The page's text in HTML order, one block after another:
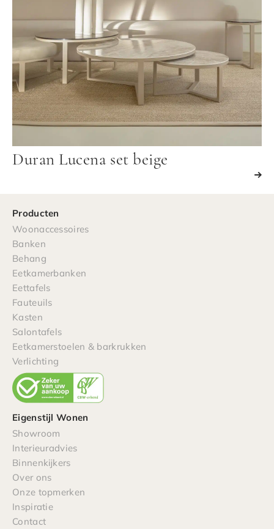
Duran Lucena set beige
Producten
Woonaccessoires
Banken
Behang
Eetkamerbanken
Eettafels
Fauteuils
Kasten
Salontafels
Eetkamerstoelen & barkrukken
Verlichting
Eigenstijl Wonen
Showroom
Interieuradvies
Binnenkijkers
Over ons
Onze topmerken
Inspiratie
Contact